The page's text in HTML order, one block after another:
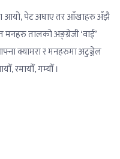
आयो, पेट अघाए तर आँखाहरु अँझै
तालको अङ्ग्रेजी ‘वाई’
क्यामरा र मनहरुमा अटुञ्जेल
रमायौँ, गम्यौँ ।